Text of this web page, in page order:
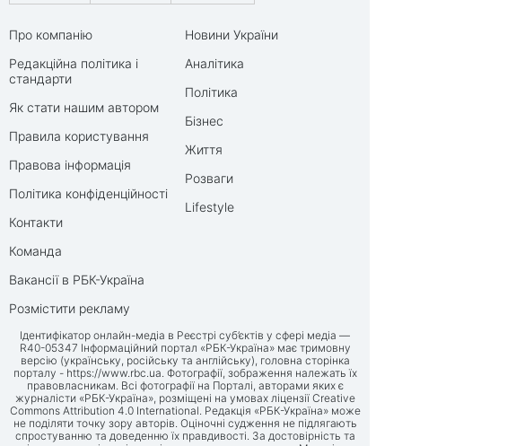
Про компанію
Редакційна політика і
стандарти
Як стати нашим автором
Правила користування
Правова інформація
Політика конфіденційності
Контакти
Команда
Вакансії в РБК-Україна
Розмістити рекламу
Новини України
Аналітика
Політика
Бізнес
Життя
Розваги
Lifestyle
Ідентифікатор онлайн-медіа в Реєстрі суб’єктів у сфері медіа —
R40-05347 Інформаційний портал «РБК-Україна» має тримовну
версію (українську, російську та англійську), головна сторінка
порталу - https://www.rbc.ua. Фотографії, зображення належать їх
правовласникам. Всі фотографії на Порталі, авторами яких є
журналісти «РБК-Україна», розміщені на умовах ліцензії Creative
Commons Attribution 4.0 International. Редакція «РБК-Україна» може
не поділяти точку зору авторів. Оціночні судження не підлягають
спростуванню та доведенню їх правдивості. За достовірність та